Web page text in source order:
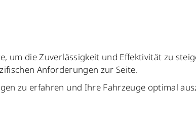
um die Zuverlässigkeit und Effektivität zu
Anforderungen zur Seite.
zu erfahren und Ihre Fahrzeuge optimal